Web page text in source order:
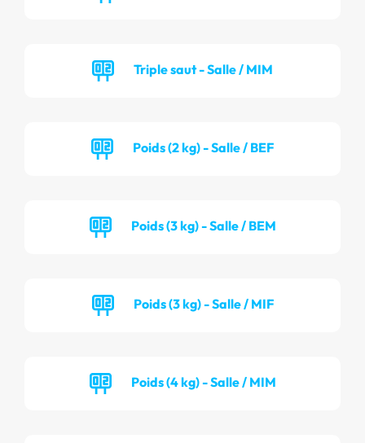
Triple saut - Salle / MIM
Poids (2 kg) - Salle / BEF
Poids (3 kg) - Salle / BEM
Poids (3 kg) - Salle / MIF
Poids (4 kg) - Salle / MIM